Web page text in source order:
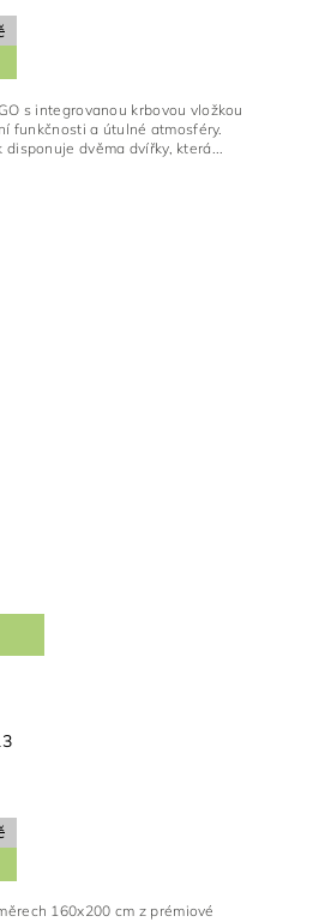
s integrovanou krbovou vložkou
funkčnosti a útulné atmosféry.
dvěma dvířky, která...
160x200 cm z prémiové